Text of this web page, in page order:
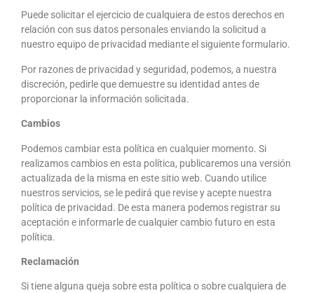
Puede solicitar el ejercicio de cualquiera de estos derechos en
relación con sus datos personales enviando la solicitud a
nuestro equipo de privacidad mediante el siguiente formulario.
Por razones de privacidad y seguridad, podemos, a nuestra
discreción, pedirle que demuestre su identidad antes de
proporcionar la información solicitada.
Cambios
Podemos cambiar esta política en cualquier momento. Si
realizamos cambios en esta política, publicaremos una versión
actualizada de la misma en este sitio web. Cuando utilice
nuestros servicios, se le pedirá que revise y acepte nuestra
política de privacidad. De esta manera podemos registrar su
aceptación e informarle de cualquier cambio futuro en esta
política.
Reclamación
Si tiene alguna queja sobre esta política o sobre cualquiera de